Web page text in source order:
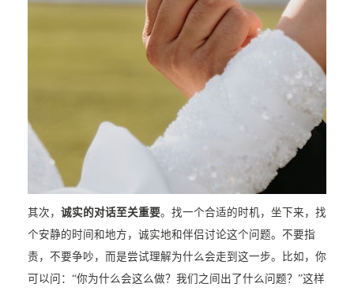
其次， 诚实的对话至关重要。找一个合适的时机，坐下来，找
个安静的时间和地方，诚实地和伴侣讨论这个问题。不要指
责，不要争吵，而是尝试理解为什么会走到这一步。比如，你
可以问：“你为什么会这么做？我们之间出了什么问题？”这样